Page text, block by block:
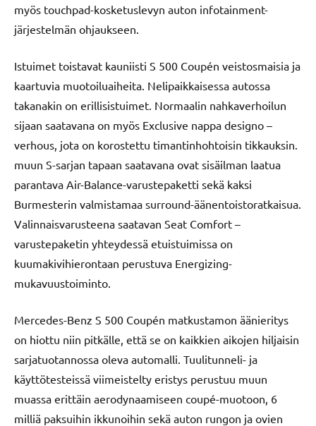
myös touchpad-kosketuslevyn auton infotainment-
järjestelmän ohjaukseen.
Istuimet toistavat kauniisti S 500 Coupén veistosmaisia ja
kaartuvia muotoiluaiheita. Nelipaikkaisessa autossa
takanakin on erillisistuimet. Normaalin nahkaverhoilun
sijaan saatavana on myös Exclusive nappa designo –
verhous, jota on korostettu timantinhohtoisin tikkauksin.
muun S-sarjan tapaan saatavana ovat sisäilman laatua
parantava Air-Balance-varustepaketti sekä kaksi
Burmesterin valmistamaa surround-äänentoistoratkaisua.
Valinnaisvarusteena saatavan Seat Comfort –
varustepaketin yhteydessä etuistuimissa on
kuumakivihierontaan perustuva Energizing-
mukavuustoiminto.
Mercedes-Benz S 500 Coupén matkustamon äänieritys
on hiottu niin pitkälle, että se on kaikkien aikojen hiljaisin
sarjatuotannossa oleva automalli. Tuulitunneli- ja
käyttötesteissä viimeistelty eristys perustuu muun
muassa erittäin aerodynaamiseen coupé-muotoon, 6
milliä paksuihin ikkunoihin sekä auton rungon ja ovien